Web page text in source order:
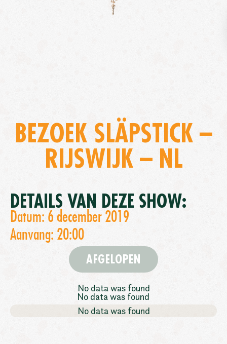
BEZOEK SLÄPSTICK –
RIJSWIJK – NL
DETAILS VAN DEZE SHOW:
Datum: 6 december 2019
Aanvang: 20:00
AFGELOPEN
No data was found
No data was found
No data was found